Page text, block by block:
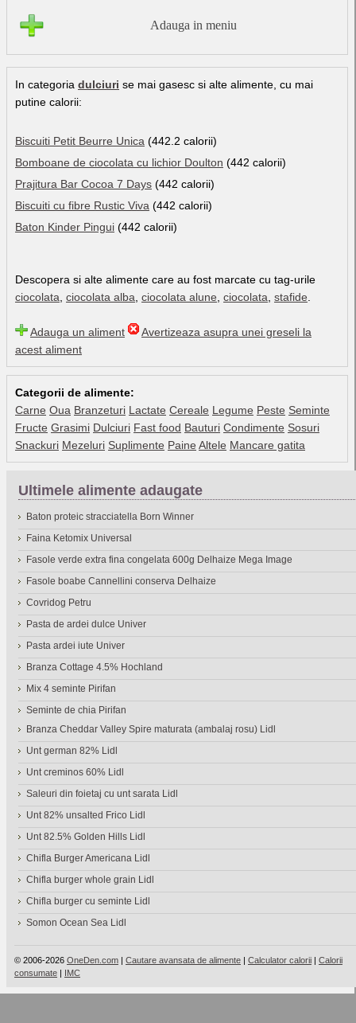
Adauga in meniu
In categoria dulciuri se mai gasesc si alte alimente, cu mai
putine calorii:
Biscuiti Petit Beurre Unica (442.2 calorii)
Bomboane de ciocolata cu lichior Doulton (442 calorii)
Prajitura Bar Cocoa 7 Days (442 calorii)
Biscuiti cu fibre Rustic Viva (442 calorii)
Baton Kinder Pingui (442 calorii)
Descopera si alte alimente care au fost marcate cu tag-urile
ciocolata ciocolata alba ciocolata alune ciocolata stafide
Adauga un aliment
Avertizeaza asupra unei greseli la
acest aliment
Categorii de alimente:
Carne Oua Branzeturi Lactate Cereale Legume Peste Seminte
Fructe Grasimi Dulciuri Fast food Bauturi Condimente Sosuri
Snackuri Mezeluri Suplimente Paine Altele Mancare gatita
Ultimele alimente adaugate
Baton proteic stracciatella Born Winner
Faina Ketomix Universal
Fasole verde extra fina congelata 600g Delhaize Mega Image
Fasole boabe Cannellini conserva Delhaize
Covridog Petru
Pasta de ardei dulce Univer
Pasta ardei iute Univer
Branza Cottage 4.5% Hochland
Mix 4 seminte Pirifan
Seminte de chia Pirifan
Branza Cheddar Valley Spire maturata (ambalaj rosu) Lidl
Unt german 82% Lidl
Unt creminos 60% Lidl
Saleuri din foietaj cu unt sarata Lidl
Unt 82% unsalted Frico Lidl
Unt 82.5% Golden Hills Lidl
Chifla Burger Americana Lidl
Chifla burger whole grain Lidl
Chifla burger cu seminte Lidl
Somon Ocean Sea Lidl
© 2006-2026 OneDen.com | Cautare avansata de alimente | Calculator calorii | Calorii
consumate | IMC